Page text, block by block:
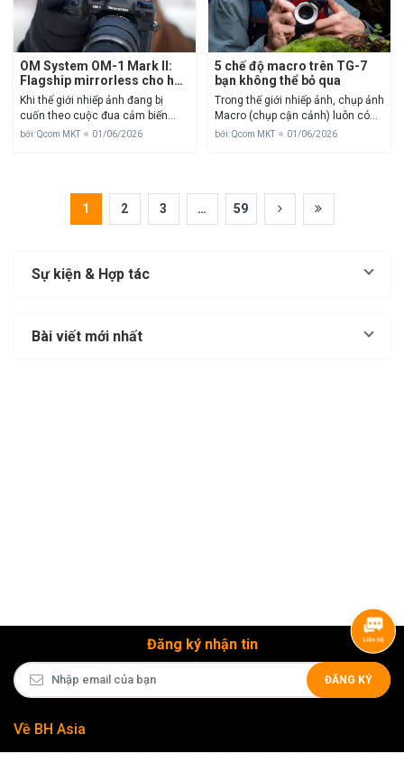
OM System OM-1 Mark II:
Flagship mirrorless cho hệ
M43
Khi thế giới nhiếp ảnh đang bị
cuốn theo cuộc đua cảm biến
Full-frame khổng lồ, OM SYSTEM
bởi: Qcom MKT 01/06/2026
5 chế độ macro trên TG-7
bạn không thể bỏ qua
Trong thế giới nhiếp ảnh, chụp ảnh
Macro (chụp cận cảnh) luôn có
một sức hút kỳ lạ. Nó mở ra một
bởi: Qcom MKT 01/06/2026
1 2 3 … 59
Sự kiện & Hợp tác
Bài viết mới nhất
Đăng ký nhận tin
ĐĂNG KÝ
Về BH Asia